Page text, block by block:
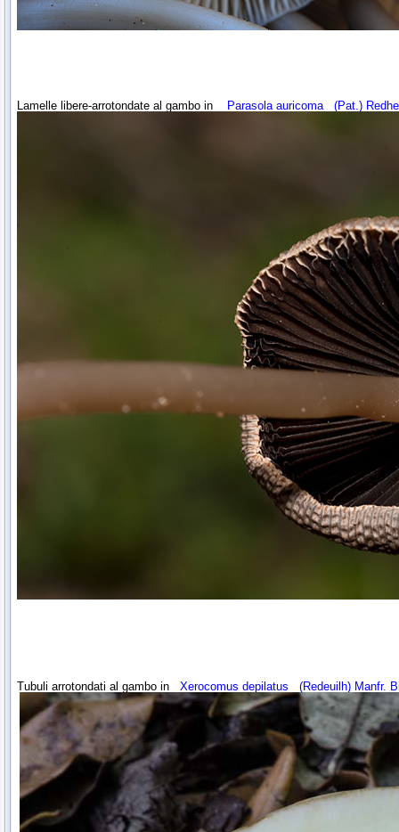
Lamelle libere-arrotondate al gambo in Parasola auricoma(Pat.)
Tubuli arrotondati al gambo in Xerocomus depilatus (Redeuilh) Manfr.